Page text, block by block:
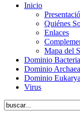
Inicio
Quiénes
Enlaces
Mapa del
Dominio Bacteria
Dominio Archaea
Dominio Eukarya
Virus